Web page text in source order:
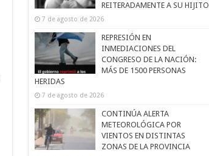
REITERADAMENTE A SU HIJITO
7 de agosto de 2026
REPRESIÓN EN
INMEDIACIONES DEL
CONGRESO DE LA NACIÓN:
MÁS DE 1500 PERSONAS
HERIDAS
7 de agosto de 2026
CONTINÚA ALERTA
METEOROLÓGICA POR
VIENTOS EN DISTINTAS
ZONAS DE LA PROVINCIA